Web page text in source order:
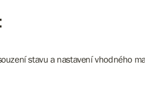
stavu a nastavení vhodného